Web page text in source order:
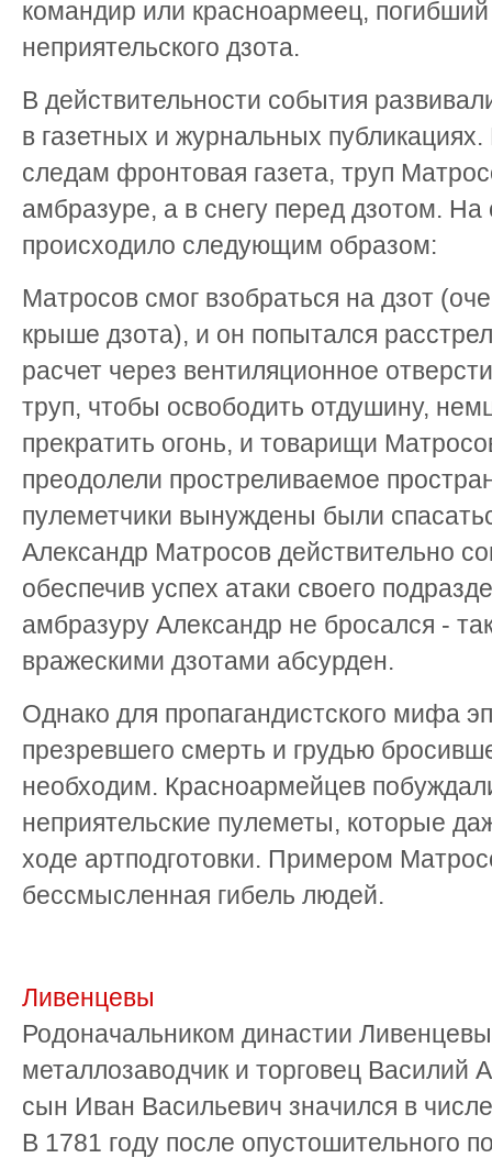
командир или красноармеец, погибший
неприятельского дзота.
В действительности события
в газетных и журнальных
следам фронтовая газета, труп
амбразуре, а в снегу перед дзотом.
происходило следующим образом:
Матросов смог взобраться на дзот
крыше дзота), и он попытался
расчет через вентиляционное
труп, чтобы освободить отдушину,
прекратить огонь, и товарищи
преодолели простреливаемое
пулеметчики вынуждены были
Александр Матросов действительно
обеспечив успех атаки своего
амбразуру Александр не бросался -
вражескими дзотами абсурден.
Однако для пропагандистского мифа
презревшего смерть и грудью
необходим. Красноармейцев
неприятельские пулеметы, которые
ходе артподготовки. Примером
бессмысленная гибель людей.
Ливенцевы
Родоначальником династии
металлозаводчик и торговец Василий
сын Иван Васильевич значился в
В 1781 году после опустошительного